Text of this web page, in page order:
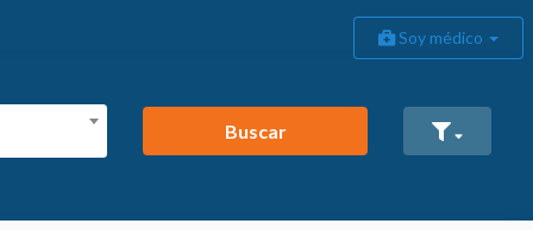
Soy médico
Buscar